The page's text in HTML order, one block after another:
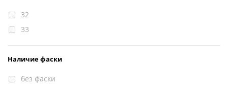
32
33
Наличие фаски
без фаски